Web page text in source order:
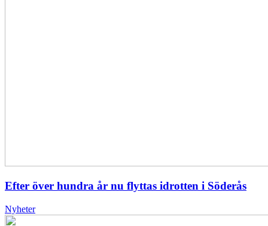
Efter över hundra år nu flyttas idrotten i Söderås
Nyheter